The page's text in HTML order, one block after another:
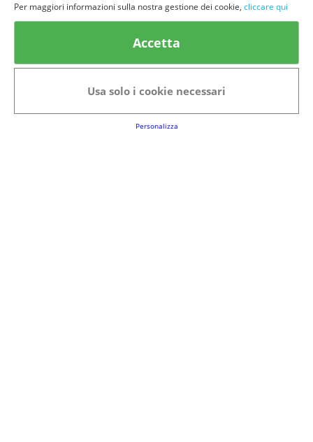
Categorie in evidenza
Alimenti e bevande
Bambini
Animali
Link Utili
Per maggiori informazioni sulla nostra gestione dei cookie, cliccare qui
Accetta
Usa solo i cookie necessari
Personalizza